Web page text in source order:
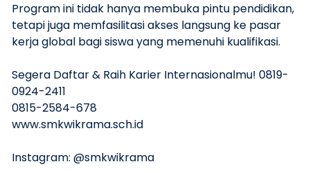
Program ini tidak hanya membuka pintu pendidikan,
tetapi juga memfasilitasi akses langsung ke pasar
kerja global bagi siswa yang memenuhi kualifikasi.
Segera Daftar & Raih Karier Internasionalmu! 0819-
0924-2411
0815-2584-678
www.smkwikrama.sch.id
Instagram: @smkwikrama